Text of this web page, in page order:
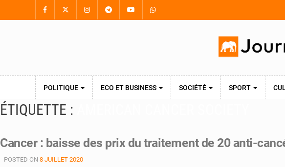
POLITIQUE ECO ET BUSINESS SOCIÉTÉ SPORT
ÉTIQUETTE :
Cancer : baisse des prix du traitement de 20 anti-
POSTED ON 8 JUILLET 2020